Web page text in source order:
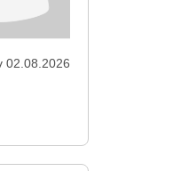
02.08.2026